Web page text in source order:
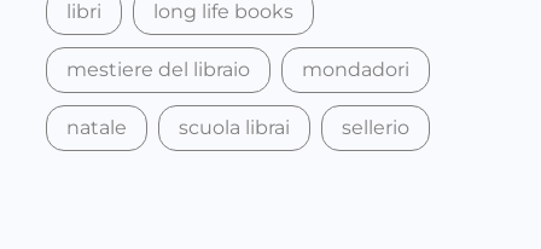
libri long life books
mestiere del libraio mondadori
natale scuola librai sellerio